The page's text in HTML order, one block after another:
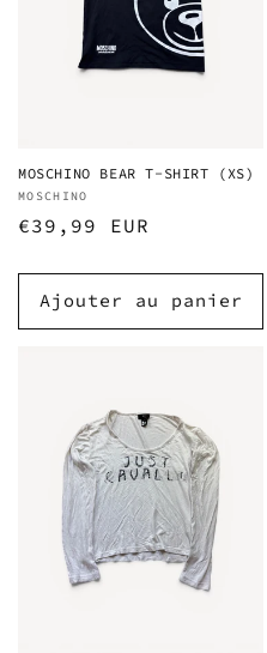
MOSCHINO BEAR T-SHIRT (XS)
Fournisseur :
MOSCHINO
Prix
€39,99 EUR
Ajouter au panier